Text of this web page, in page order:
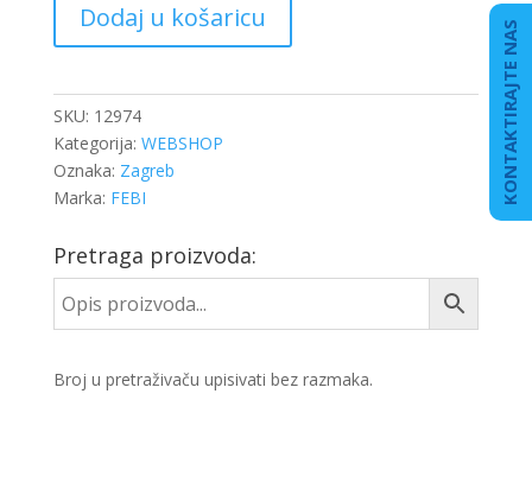
SPONE
L.
K18/20
količina
Dodaj u košaricu
SKU: 12974
Kategorija: WEBSHOP
Oznaka: Zagreb
Marka: FEBI
Pretraga proizvoda:
Broj u pretraživaču upisivati bez razmaka.
KONTAKTIRAJTE NAS